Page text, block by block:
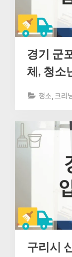
경기 군
체, 청소
청소, 크리
구리시